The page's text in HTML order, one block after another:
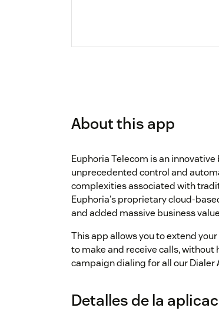
About this app
Euphoria Telecom is an
unprecedented control and
complexities associated with
Euphoria's proprietary cloud-
and added massive business
This app allows you to extend
to make and receive calls,
campaign dialing for all our Dialer
Detalles de la